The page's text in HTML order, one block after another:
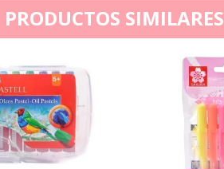
PRODUCTOS SIMILARES